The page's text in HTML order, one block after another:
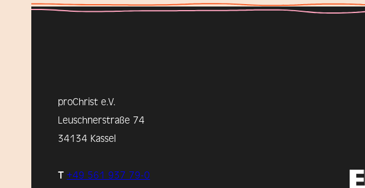
proChrist e.V.
Leuschnerstraße 74
34134 Kassel
T +49 561 937 79-0